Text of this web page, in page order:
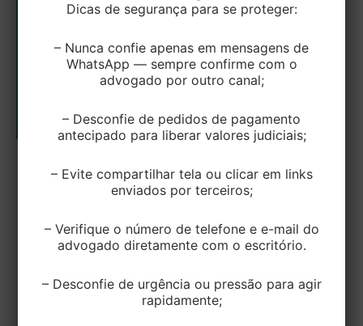
TRABALHISTA
Defesa Civil passa a emitir atestado de
trabalho para vítimas das enchentes
As Defesas Civis dos municípios prejudicados
Dicas de segurança para se proteger:
– Nunca confie apenas em mensagens de
WhatsApp — sempre confirme com o
advogado por outro canal;
– Desconfie de pedidos de pagamento
antecipado para liberar valores judiciais;
– Evite compartilhar tela ou clicar em links
enviados por terceiros;
– Verifique o número de telefone e e-mail do
advogado diretamente com o escritório.
– Desconfie de urgência ou pressão para agir
rapidamente;